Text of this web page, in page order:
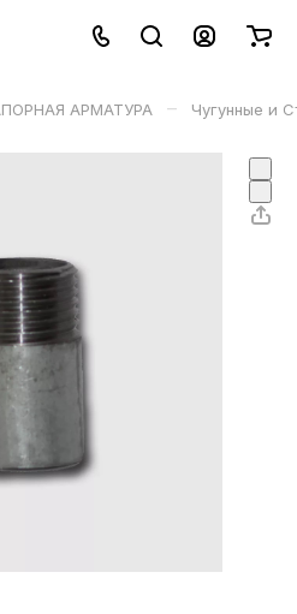
АРМАТУРА – Чугунные и